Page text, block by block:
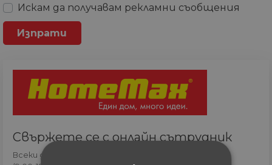
Искам да получавам рекламни съобщения
Свържете се с онлайн сътрудник
Всеки ден